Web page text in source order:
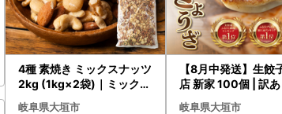
4種 素焼き ミックスナッツ
2kg (1kg×2袋)｜ミックス
ナッツ
岐阜県大垣市
【8月中発送】生餃
店 新家 100個 | 訳あり 餃
子
岐阜県大垣市